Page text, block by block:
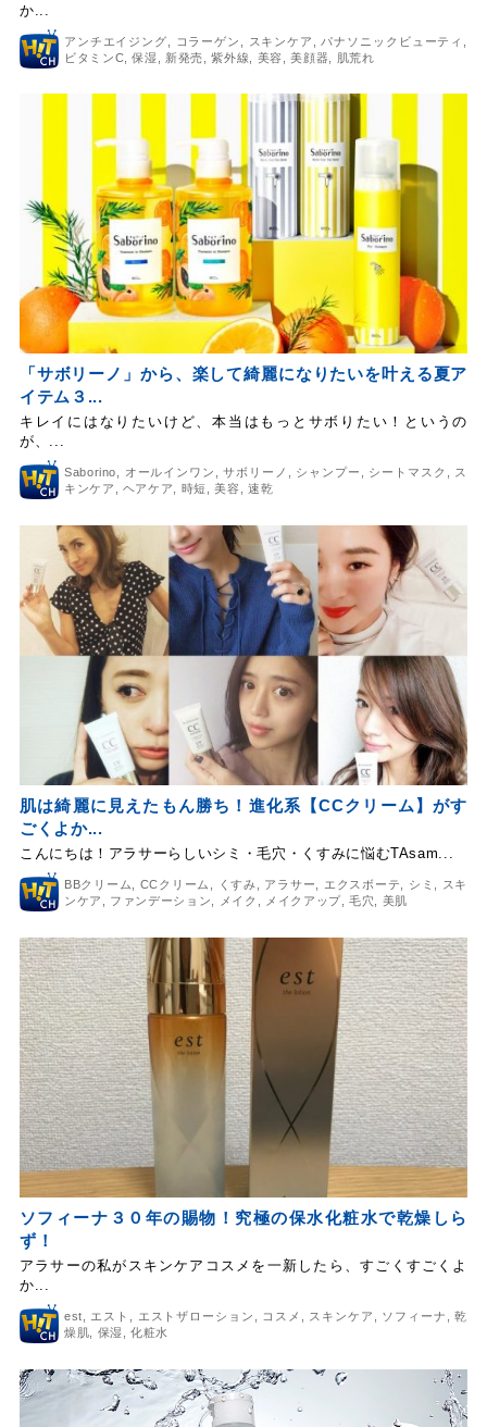
か...
アンチエイジング コラーゲン スキンケア パナソニックビューティ
ビタミンC ,保湿 新発売 ,紫外線 美容 ,美顔器 肌荒れ
「サボリーノ」から、楽して綺麗になりたいを叶える夏ア
イテム３...
キレイにはなりたいけど、本当はもっとサボりたい！というの
が、...
Saborino オールインワン ,サボリーノ シャンプー シートマスク
ス
キンケア
ヘアケア 時短 ,美容 速乾
肌は綺麗に見えたもん勝ち！進化系【CCクリーム】がす
ごくよか...
こんにちは！アラサーらしいシミ・毛穴・くすみに悩むTAsam...
BBクリーム CCクリーム くすみ アラサー エクスボーテ シミ
スキ
ンケア
ファンデーション メイク メイクアップ ,毛穴 美肌
ソフィーナ３０年の賜物！究極の保水化粧水で乾燥しら
ず！
アラサーの私がスキンケアコスメを一新したら、すごくすごくよ
か...
est エスト エストザローション コスメ スキンケア ソフィーナ ,乾
燥肌
保湿 ,化粧水